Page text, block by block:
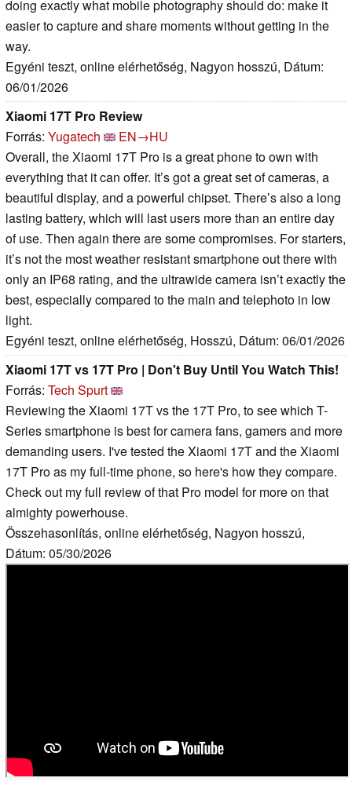
doing exactly what mobile photography should do: make it
easier to capture and share moments without getting in the
way.
Egyéni teszt, online elérhetőség, Nagyon hosszú, Dátum:
06/01/2026
Xiaomi 17T Pro Review
Forrás: Yugatech
EN→HU
Overall, the Xiaomi 17T Pro is a great phone to own with
everything that it can offer. It’s got a great set of cameras, a
beautiful display, and a powerful chipset. There’s also a long
lasting battery, which will last users more than an entire day
of use. Then again there are some compromises. For starters,
it’s not the most weather resistant smartphone out there with
only an IP68 rating, and the ultrawide camera isn’t exactly the
best, especially compared to the main and telephoto in low
light.
Egyéni teszt, online elérhetőség, Hosszú, Dátum: 06/01/2026
Xiaomi 17T vs 17T Pro | Don't Buy Until You Watch This!
Forrás: Tech Spurt
Reviewing the Xiaomi 17T vs the 17T Pro, to see which T-
Series smartphone is best for camera fans, gamers and more
demanding users. I've tested the Xiaomi 17T and the Xiaomi
17T Pro as my full-time phone, so here's how they compare.
Check out my full review of that Pro model for more on that
almighty powerhouse.
Összehasonlítás, online elérhetőség, Nagyon hosszú,
Dátum: 05/30/2026